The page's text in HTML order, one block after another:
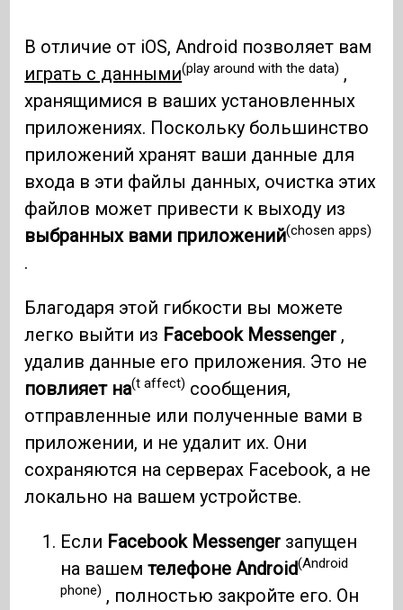
В отличие от iOS, Android позволяет вам
играть с данными(play around with the data) ,
хранящимися в ваших установленных
приложениях. Поскольку большинство
приложений хранят ваши данные для
входа в эти файлы данных, очистка этих
файлов может привести к выходу из
выбранных вами приложений(chosen apps)
.
Благодаря этой гибкости вы можете
легко выйти из Facebook Messenger ,
удалив данные его приложения. Это не
повлияет на(t affect) сообщения,
отправленные или полученные вами в
приложении, и не удалит их. Они
сохраняются на серверах Facebook, а не
локально на вашем устройстве.
Если Facebook Messenger запущен
на вашемтелефоне Android(Android
phone) , полностью закройте его. Он